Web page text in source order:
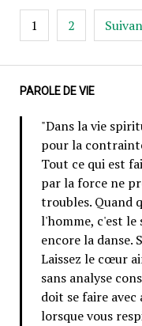
Pagination
des
1 2
PAROLE DE VIE
"Dans la vie
pour la
Tout ce qui est
par la force ne
troubles. Quand
l'homme, c'est le
encore la danse.
Laissez le cœur
sans analyse
doit se faire
lorsque vous